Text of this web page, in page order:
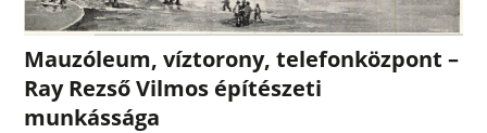
Mauzóleum, víztorony, telefonközpont –
Ray Rezső Vilmos építészeti
munkássága